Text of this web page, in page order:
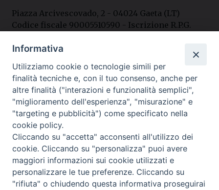
Piazza Arcivescovado, 2 - 04024 Gaeta (LT)
Codice fiscale 90005510590 - Iscrizione R.P.G.
Contatti
Curia
Tel. 0771.740341
Palazzo De Vio
Tel. 0771.464088
I nostri social
Informativa
Utilizziamo cookie o tecnologie simili per
finalità tecniche e, con il tuo consenso, anche per
altre finalità ("interazioni e funzionalità semplici",
"miglioramento dell'esperienza", "misurazione" e
"targeting e pubblicità") come specificato nella
cookie policy.
Cliccando su "accetta" acconsenti all'utilizzo dei
cookie. Cliccando su "personalizza" puoi avere
maggiori informazioni sui cookie utilizzati e
personalizzare le tue preferenze. Cliccando su
"rifiuta" o chiudendo questa informativa proseguirai